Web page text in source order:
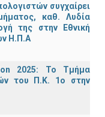
συγχαίρει
καθ. Λυδία
της στην Εθνική
Η.Π.Α
2025: Το Τμήμα
του Π.Κ. 1ο στην